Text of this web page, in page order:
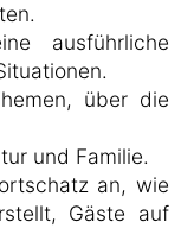
ausführliche
über die
und Familie.
an, wie
Gäste auf